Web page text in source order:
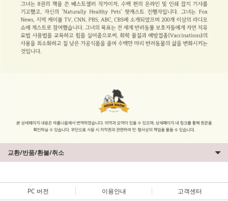
교환/반품/환불/취소
PC 버전 이용안내 고객센터